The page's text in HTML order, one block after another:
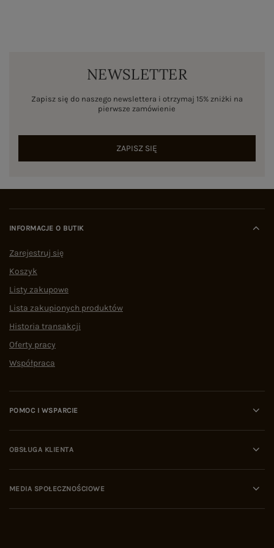
NEWSLETTER
Zapisz się do naszego newslettera i otrzymaj 15% zniżki na
pierwsze zamówienie
ZAPISZ SIĘ
INFORMACJE O BUTIK
Zarejestruj się
Koszyk
Listy zakupowe
Lista zakupionych produktów
Historia transakcji
Oferty pracy
Współpraca
POMOC I WSPARCIE
OBSŁUGA KLIENTA
MEDIA SPOŁECZNOŚCIOWE